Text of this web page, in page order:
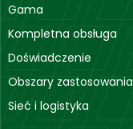
Gama
Kompletna obsługa
Doświadczenie
Obszary zastosowania
Sieć i logistyka